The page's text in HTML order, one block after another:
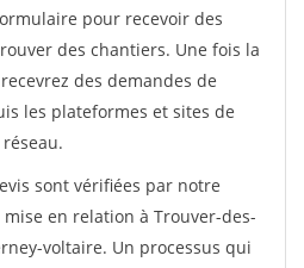
pour recevoir des
des chantiers. Une fois la
des demandes de
les plateformes et sites de
sont vérifiées par notre
en relation à Trouver-des-
voltaire. Un processus qui